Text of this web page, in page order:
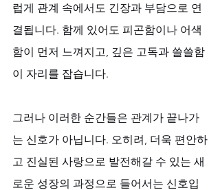
럽게 관계 속에서도 긴장과 부담으로 연
결됩니다. 함께 있어도 피곤함이나 어색
함이 먼저 느껴지고, 깊은 고독과 쓸쓸함
이 자리를 잡습니다.
그러나 이러한 순간들은 관계가 끝나가
는 신호가 아닙니다. 오히려, 더욱 편안하
고 진실된 사랑으로 발전해갈 수 있는 새
로운 성장의 과정으로 들어서는 신호입